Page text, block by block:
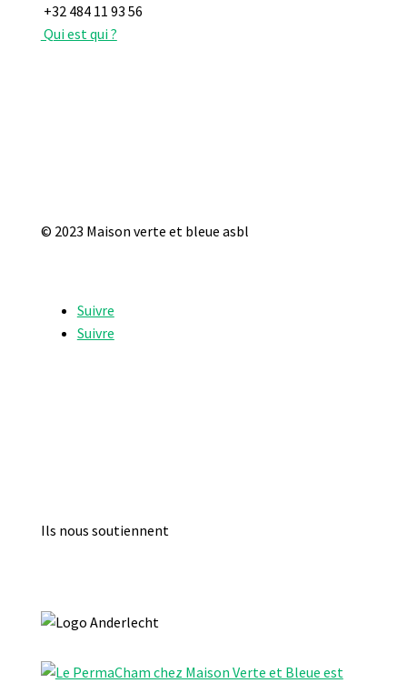
+32 484 11 93 56
Qui est qui ?
© 2023 Maison verte et bleue asbl
Suivre
Suivre
Ils nous soutiennent